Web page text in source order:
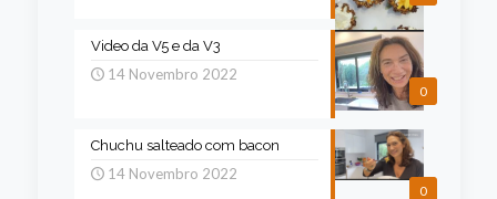
0
Video da V5 e da V3
14 Novembro 2022
0
Chuchu salteado com bacon
14 Novembro 2022